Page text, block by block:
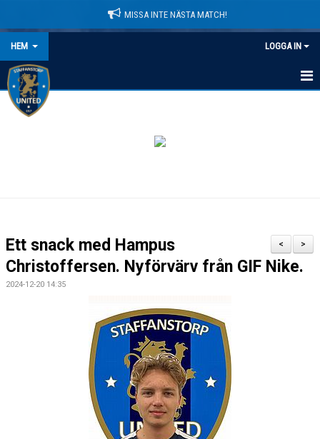
MISSA INTE NÄSTA MATCH!
HEM LOGGA IN
HEM
DOMARINFORMATION
MEDLEMSAVGIFTER
LEDARINFORMATION
STYRELSE/SEKTIONER
>
<
Ett snack med Hampus
Christoffersen. Nyförvärv från GIF Nike.
2024-12-20 14:35